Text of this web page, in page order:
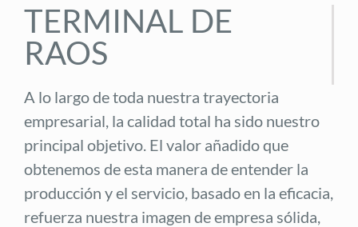
TERMINAL DE
RAOS
A lo largo de toda nuestra trayectoria
empresarial, la calidad total ha sido nuestro
principal objetivo. El valor añadido que
obtenemos de esta manera de entender la
producción y el servicio, basado en la eficacia,
refuerza nuestra imagen de empresa sólida,